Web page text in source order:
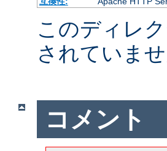
このディレ
されていま
コメント